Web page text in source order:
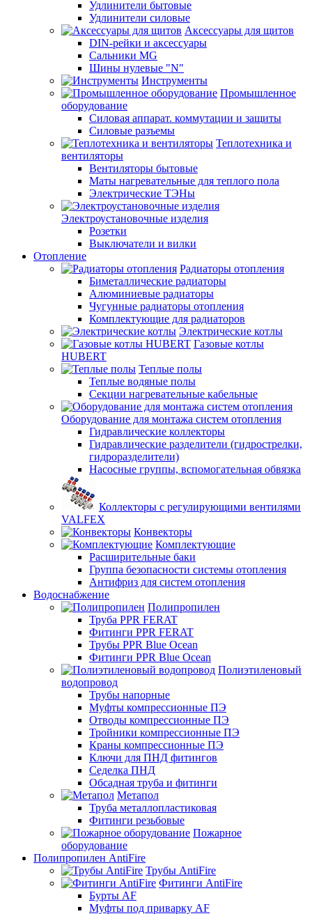
Удлинители бытовые
Удлинители силовые
Аксессуары для щитов
DIN-рейки и аксессуары
Сальники MG
Шины нулевые "N"
Инструменты
Промышленное
оборудование
Силовая аппарат. коммутации и защиты
Силовые разъемы
Теплотехника и
вентиляторы
Вентиляторы бытовые
Маты нагревательные для теплого пола
Электрические ТЭНы
Электроустановочные изделия
Розетки
Выключатели и вилки
Отопление
Радиаторы отопления
Биметаллические радиаторы
Алюминиевые радиаторы
Чугунные радиаторы отопления
Комплектующие для радиаторов
Электрические котлы
Газовые котлы
HUBERT
Теплые полы
Теплые водяные полы
Секции нагревательные кабельные
Оборудование для монтажа систем отопления
Гидравлические коллекторы
Гидравлические разделители (гидрострелки,
гидроразделители)
Насосные группы, вспомогательная обвязка
Коллекторы с регулирующими вентилями
VALFEX
Конвекторы
Комплектующие
Расширительные баки
Группа безопасности системы отопления
Антифриз для систем отопления
Водоснабжение
Полипропилен
Труба PPR FERAT
Фитинги PPR FERAT
Трубы PPR Blue Ocean
Фитинги PPR Blue Ocean
Полиэтиленовый
водопровод
Трубы напорные
Муфты компрессионные ПЭ
Отводы компрессионные ПЭ
Тройники компрессионные ПЭ
Краны компрессионные ПЭ
Ключи для ПНД фитингов
Седелка ПНД
Обсадная труба и фитинги
Метапол
Труба металлопластиковая
Фитинги резьбовые
Пожарное
оборудование
Полипропилен AntiFire
Трубы AntiFire
Фитинги AntiFire
Бурты AF
Муфты под приварку AF